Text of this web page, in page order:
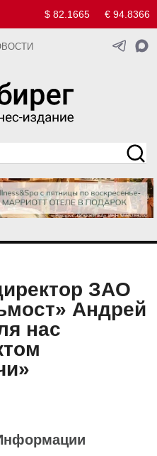
$ 82.1665 € 94.8366
ЗАО
Андрей
нас